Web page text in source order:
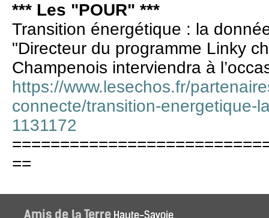
*** Les "POUR" ***
Transition énergétique : la
"Directeur du programme Linky
Champenois interviendra à
https://www.lesechos.fr/
connecte/transition-energetique-
1131172
==